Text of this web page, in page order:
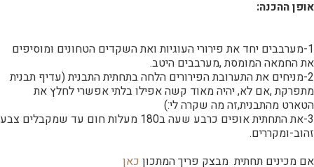
אופן ההכנה:
1-מערבבים יחד את פירורי העוגיות ואת השקדים הטחונים ומוסיפים
את החמאה המומסת ,מערבבים היטב.
2-מניחים את התערובת הפירורים הלחה בתחתית התבנית (עדיף תבנית
מתפרקת ,אם לא, יהיה מאוד קשה אפילו בלתי אפשרי לחלץ את
הטארט מהתבנית,זה מה שקרה לי:)
3-את התחתית אופים כרבע שעה ב180 מעלות חום עד שמקבלים צבע
זהוב-ומקררים.
אם מכינים תחתית מבצק פריך המתכון כאן